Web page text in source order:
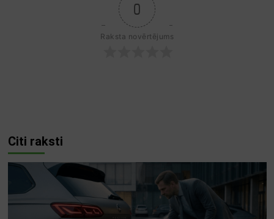
0
Raksta novērtējums
Citi raksti